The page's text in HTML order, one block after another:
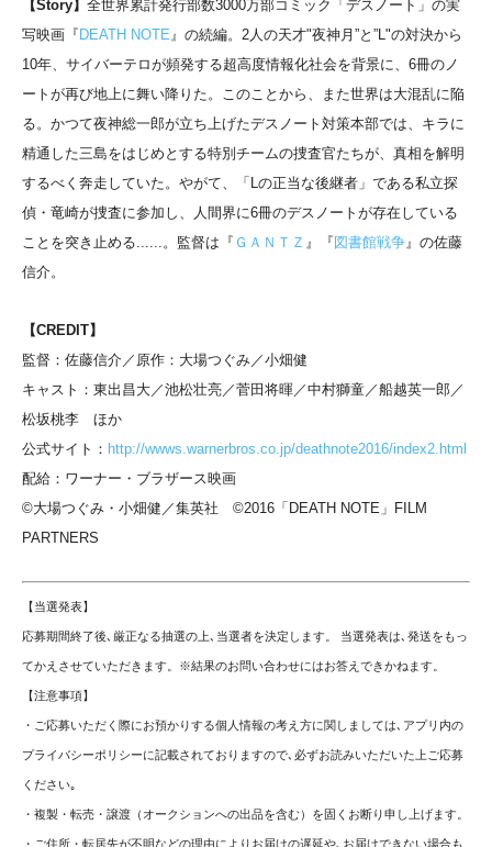
【Story】 全世界累計発行部数3000万部コミック「デスノート」の実
写映画『 DEATH NOTE 』の続編。2人の天才"夜神月”と”L"の対決から
10年、サイバーテロが頻発する超高度情報化社会を背景に、6冊のノ
ートが再び地上に舞い降りた。このことから、また世界は大混乱に陥
る。かつて夜神総一郎が立ち上げたデスノート対策本部では、キラに
精通した三島をはじめとする特別チームの捜査官たちが、真相を解明
するべく奔走していた。やがて、「Lの正当な後継者」である私立探
偵・竜崎が捜査に参加し、人間界に6冊のデスノートが存在している
ことを突き止める......。監督は『 ＧＡＮＴＺ 』『 図書館戦争 』の佐藤
信介。
【CREDIT】
監督：佐藤信介／原作：大場つぐみ／小畑健
キャスト：東出昌大／池松壮亮／菅田将暉／中村獅童／船越英一郎／
松坂桃李 ほか
公式サイト： http://wwws.warnerbros.co.jp/deathnote2016/index2.html
配給：ワーナー・ブラザース映画
©大場つぐみ・小畑健／集英社 ©2016「DEATH NOTE」FILM
PARTNERS
【当選発表】
応募期間終了後､厳正なる抽選の上､当選者を決定します。 当選発表は､発送をもっ
てかえさせていただきます。※結果のお問い合わせにはお答えできかねます。
【注意事項】
・ご応募いただく際にお預かりする個人情報の考え方に関しましては､アプリ内の
プライバシーポリシーに記載されておりますので､必ずお読みいただいた上ご応募
ください｡
・複製・転売・譲渡（オークションへの出品を含む）を固くお断り申し上げます。
・ご住所・転居先が不明などの理由によりお届けの遅延や､お届けできない場合も